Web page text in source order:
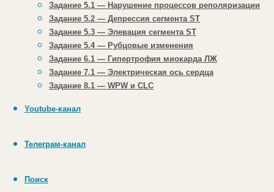
Задание 5.1 — Нарушение процессов реполяризации
Задание 5.2 — Депрессия сегмента ST
Задание 5.3 — Элевация сегмента ST
Задание 5.4 — Рубцовые изменения
Задание 6.1 — Гипертрофия миокарда ЛЖ
Задание 7.1 — Электрическая ось сердца
Задание 8.1 — WPW и CLC
Youtube-канал
Телеграм-канал
Поиск
Игорь
02.09.2015 на 19:5611
лет назад